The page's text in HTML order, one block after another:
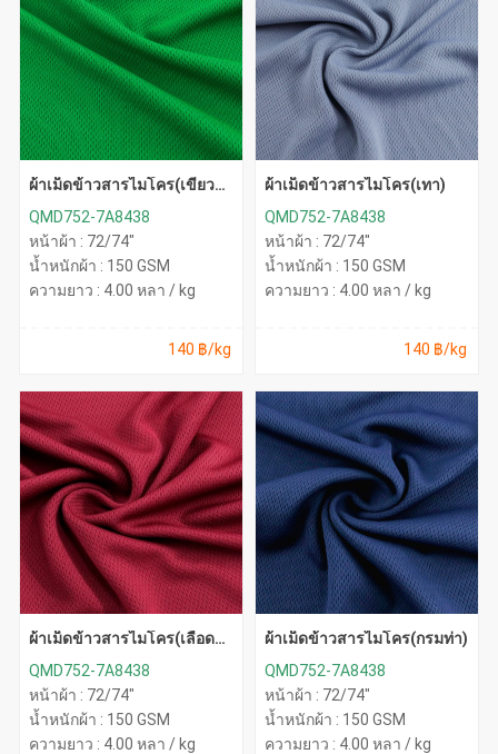
ผ้าเม็ดข้าวสารไมโคร(เขียว
QMD752-7A8438
หน้าผ้า : 72/74"
น้ำหนักผ้า : 150 GSM
ความยาว : 4.00 หลา / kg
140 ฿/kg
ผ้าเม็ดข้าวสารไมโคร(เทา)
QMD752-7A8438
หน้าผ้า : 72/74"
น้ำหนักผ้า : 150 GSM
ความยาว : 4.00 หลา / kg
140 ฿/kg
ผ้าเม็ดข้าวสารไมโคร(เลือด
QMD752-7A8438
หน้าผ้า : 72/74"
น้ำหนักผ้า : 150 GSM
ความยาว : 4.00 หลา / kg
ผ้าเม็ดข้าวสารไมโคร(กรมท่า)
QMD752-7A8438
หน้าผ้า : 72/74"
น้ำหนักผ้า : 150 GSM
ความยาว : 4.00 หลา / kg